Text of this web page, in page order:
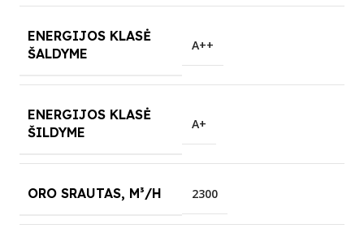
ENERGIJOS KLASĖ
ŠALDYME
A++
ENERGIJOS KLASĖ
ŠILDYME
A+
ORO SRAUTAS, M³/H 2300